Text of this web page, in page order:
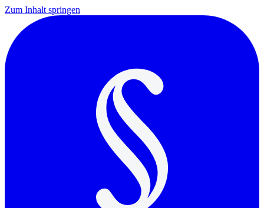
Zum Inhalt springen